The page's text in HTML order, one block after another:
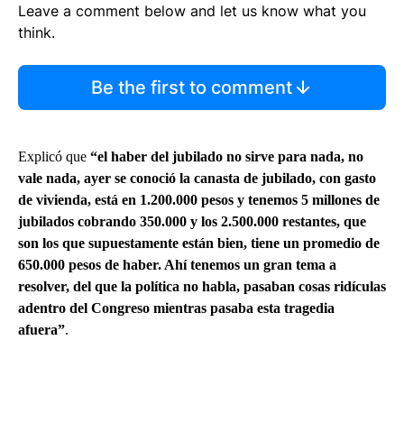
Leave a comment below and let us know what you
think.
Be the first to comment
Explicó que “el haber del jubilado no sirve para nada, no
vale nada, ayer se conoció la canasta de jubilado, con gasto
de vivienda, está en 1.200.000 pesos y tenemos 5 millones de
jubilados cobrando 350.000 y los 2.500.000 restantes, que
son los que supuestamente están bien, tiene un promedio de
650.000 pesos de haber. Ahí tenemos un gran tema a
resolver, del que la política no habla, pasaban cosas ridículas
adentro del Congreso mientras pasaba esta tragedia
afuera”.